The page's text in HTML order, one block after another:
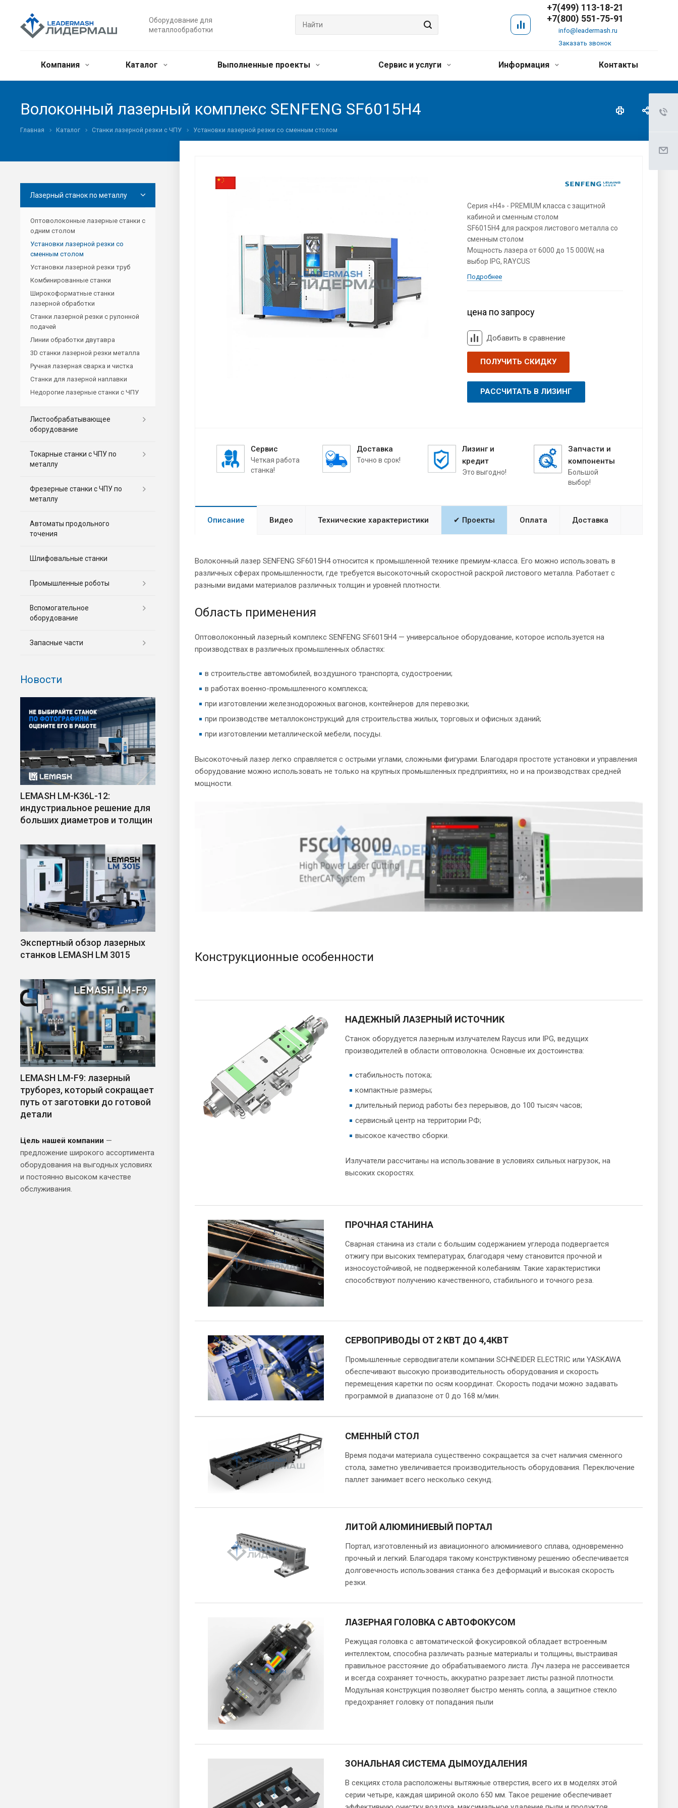
Оборудование для
металлообработки
+7(499) 113-18-21
+7(800) 551-75-91
info@leadermash.ru
Заказать звонок
Компания Каталог Выполненные проекты Сервис и услуги Информация Контакты
Волоконный лазерный комплекс SENFENG SF6015H4
Главная Каталог Станки лазерной резки с ЧПУ Установки лазерной резки со сменным столом
Серия «H4» - PREMIUM класса с защитной
кабиной и сменным столом
SF6015H4 для раскроя листового металла со
сменным столом
Мощность лазера от 6000 до 15 000W, на
выбор IPG, RAYCUS
Подробнее
цена по запросу
Добавить в сравнение
ПОЛУЧИТЬ СКИДКУ
РАССЧИТАТЬ В ЛИЗИНГ
Сервис
Четкая работа
станка!
Доставка
Точно в срок!
Лизинг и
кредит
Это выгодно!
Запчасти и
компоненты
Большой
выбор!
Описание Видео Технические характеристики ✔ Проекты Оплата Доставка
Волоконный лазер SENFENG SF6015H4 относится к промышленной технике премиум-класса. Его можно использовать в
различных сферах промышленности, где требуется высокоточный скоростной раскрой листового металла. Работает с
разными видами материалов различных толщин и уровней плотности.
Область применения
Оптоволоконный лазерный комплекс SENFENG SF6015H4 — универсальное оборудование, которое используется на
производствах в различных промышленных областях:
в строительстве автомобилей, воздушного транспорта, судостроении;
в работах военно-промышленного комплекса;
при изготовлении железнодорожных вагонов, контейнеров для перевозки;
при производстве металлоконструкций для строительства жилых, торговых и офисных зданий;
при изготовлении металлической мебели, посуды.
Высокоточный лазер легко справляется с острыми углами, сложными фигурами. Благодаря простоте установки и управления
оборудование можно использовать не только на крупных промышленных предприятиях, но и на производствах средней
мощности.
Конструкционные особенности
НАДЕЖНЫЙ ЛАЗЕРНЫЙ ИСТОЧНИК
Станок оборудуется лазерным излучателем Raycus или IPG, ведущих
производителей в области оптоволокна. Основные их достоинства:
стабильность потока;
компактные размеры;
длительный период работы без перерывов, до 100 тысяч часов;
сервисный центр на территории РФ;
высокое качество сборки.
Излучатели рассчитаны на использование в условиях сильных нагрузок, на
высоких скоростях.
ПРОЧНАЯ СТАНИНА
Сварная станина из стали с большим содержанием углерода подвергается
отжигу при высоких температурах, благодаря чему становится прочной и
износоустойчивой, не подверженной колебаниям. Такие характеристики
способствуют получению качественного, стабильного и точного реза.
СЕРВОПРИВОДЫ ОТ 2 КВТ ДО 4,4КВТ
Промышленные серводвигатели компании SCHNEIDER ELECTRIC или YASKAWA
обеспечивают высокую производительность оборудования и скорость
перемещения каретки по осям координат. Скорость подачи можно задавать
программой в диапазоне от 0 до 168 м/мин.
СМЕННЫЙ СТОЛ
Время подачи материала существенно сокращается за счет наличия сменного
стола, заметно увеличивается производительность оборудования. Переключение
паллет занимает всего несколько секунд.
ЛИТОЙ АЛЮМИНИЕВЫЙ ПОРТАЛ
Портал, изготовленный из авиационного алюминиевого сплава, одновременно
прочный и легкий. Благодаря такому конструктивному решению обеспечивается
долговечность использования станка без деформаций и высокая скорость
резки.
ЛАЗЕРНАЯ ГОЛОВКА С АВТОФОКУСОМ
Режущая головка с автоматической фокусировкой обладает встроенным
интеллектом, способна различать разные материалы и толщины, выстраивая
правильное расстояние до обрабатываемого листа. Луч лазера не рассеивается
и всегда сохраняет точность, аккуратно разрезает листы разной плотности.
Модульная конструкция позволяет быстро менять сопла, а защитное стекло
предохраняет головку от попадания пыли
ЗОНАЛЬНАЯ СИСТЕМА ДЫМОУДАЛЕНИЯ
В секциях стола расположены вытяжные отверстия, всего их в моделях этой
серии четыре, каждая шириной около 650 мм. Такое решение обеспечивает
Лазерный станок по металлу
Оптоволоконные лазерные станки с
одним столом
Установки лазерной резки со
сменным столом
Установки лазерной резки труб
Комбинированные станки
Широкоформатные станки
лазерной обработки
Станки лазерной резки с рулонной
подачей
Линии обработки двутавра
3D станки лазерной резки металла
Ручная лазерная сварка и чистка
Станки для лазерной наплавки
Недорогие лазерные станки с ЧПУ
Листообрабатывающее
оборудование
Токарные станки с ЧПУ по
металлу
Фрезерные станки c ЧПУ по
металлу
Автоматы продольного
точения
Шлифовальные станки
Промышленные роботы
Вспомогательное
оборудование
Запасные части
Новости
LEMASH LM-К36L-12:
индустриальное решение для
больших диаметров и толщин
Экспертный обзор лазерных
станков LEMASH LM 3015
LEMASH LM-F9: лазерный
труборез, который сокращает
путь от заготовки до готовой
детали
Цель нашей компании —
предложение широкого ассортимента
оборудования на выгодных условиях
и постоянно высоком качестве
обслуживания.